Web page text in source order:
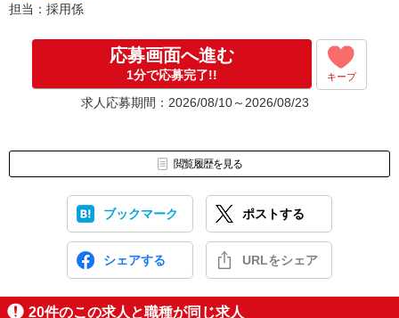
担当：採用係
応募画面へ進む
1分で応募完了!! キープ
求人応募期間：2026/08/10～2026/08/23
閲覧履歴を見る
ブックマーク ポストする
シェアする URLをシェア
20件のこの求人と職種が同じ求人